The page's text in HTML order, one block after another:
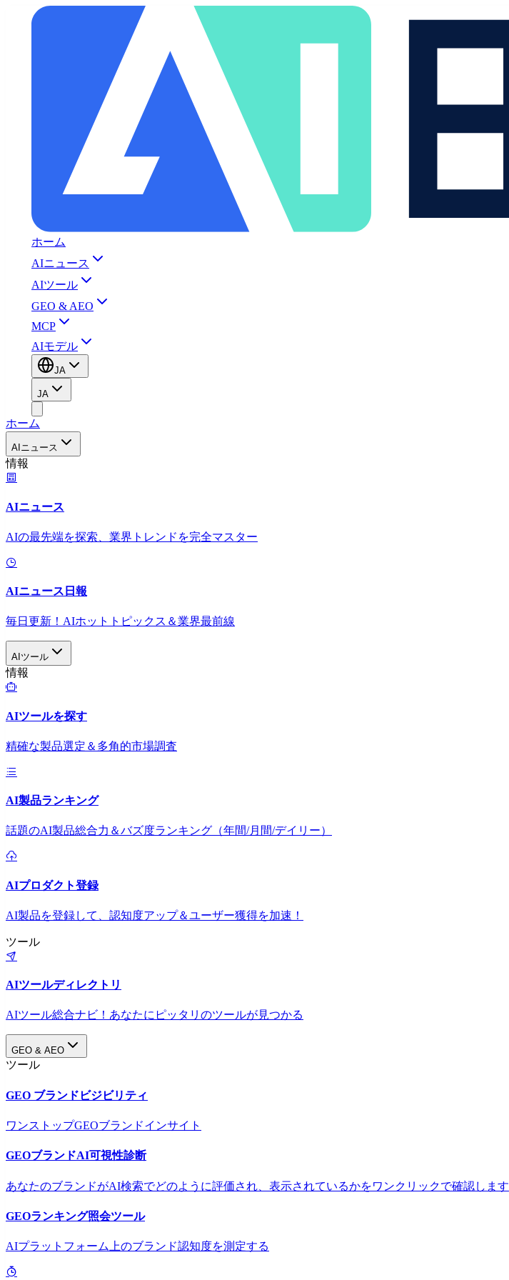
ホーム
AIニュース
AIツール
GEO & AEO
MCP
AIモデル
JA
JA
ホーム
AIニュース
情報
AIニュース
AIの最先端を探索、業界トレンドを完全マスター
AIニュース日報
毎日更新！AIホットトピックス＆業界最前線
AIツール
情報
AIツールを探す
精確な製品選定＆多角的市場調査
AI製品ランキング
話題のAI製品総合力＆バズ度ランキング（年間/月間/デイリー）
AIプロダクト登録
AI製品を登録して、認知度アップ＆ユーザー獲得を加速！
ツール
AIツールディレクトリ
AIツール総合ナビ！あなたにピッタリのツールが見つかる
GEO & AEO
ツール
GEO ブランドビジビリティ
ワンストップGEOブランドインサイト
GEOブランドAI可視性診断
あなたのブランドがAI検索でどのように評価され、表示されているかをワンクリックで確認します
GEOランキング照会ツール
AIプラットフォーム上のブランド認知度を測定する